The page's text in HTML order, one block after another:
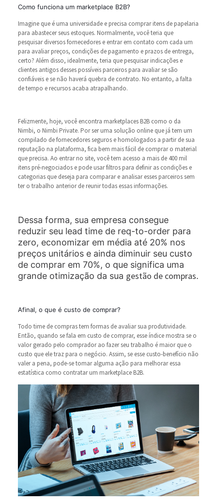
Como funciona um marketplace B2B?
Imagine que é uma universidade e precisa comprar itens de papelaria
para abastecer seus estoques. Normalmente, você teria que
pesquisar diversos fornecedores e entrar em contato com cada um
para avaliar preços, condições de pagamento e prazos de entrega,
certo? Além disso, idealmente, teria que pesquisar indicações e
clientes antigos desses possíveis parceiros para avaliar se são
confiáveis e se não haverá quebra de contrato. No entanto, a falta
de tempo e recursos acaba atrapalhando.
Felizmente, hoje, você encontra marketplaces B2B como o da
Nimbi, o Nimbi Private. Por ser uma solução online que já tem um
compilado de fornecedores seguros e homologados a partir de sua
reputação na plataforma, fica bem mais fácil de comprar o material
que precisa. Ao entrar no site, você tem acesso a mais de 400 mil
itens pré-negociados e pode usar filtros para definir as condições e
categorias que deseja para comparar e analisar esses parceiros sem
ter o trabalho anterior de reunir todas essas informações.
Dessa forma, sua empresa consegue
reduzir seu lead time de req-to-order para
zero, economizar em média até 20% nos
preços unitários e ainda diminuir seu custo
de comprar em 70%, o que significa uma
grande otimização da sua gestão de compras.
Afinal, o que é custo de comprar?
Todo time de compras tem formas de avaliar sua produtividade.
Então, quando se fala em custo de comprar, esse índice mostra se o
valor gerado pelo comprador ao fazer seu trabalho é maior que o
custo que ele traz para o negócio. Assim, se esse custo-benefício não
valer a pena, pode-se tomar alguma ação para melhorar essa
estatística como contratar um marketplace B2B.